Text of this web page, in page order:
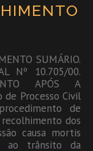
SUMÁRIO.
Nº 10.705/00.
APÓS A
de Processo Civil
de
dos
causa mortis
ao trânsito da